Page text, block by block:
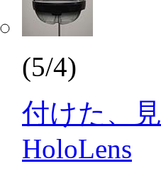
(5/4)
付けた、
HoloLens